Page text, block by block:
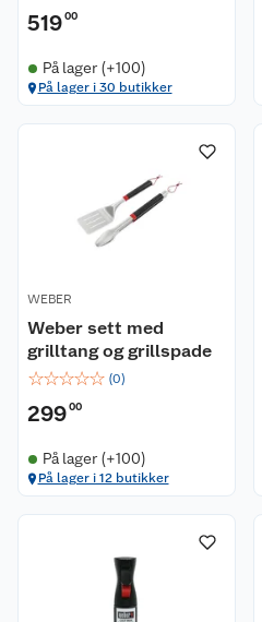
51900
På lager (+100)
På lager i 30 butikker
WEBER
Weber sett med
grilltang og grillspade
☆☆☆☆☆ (0)
29900
På lager (+100)
På lager i 12 butikker
Om oss
Kundeservice
Kontakt oss
Angre- og returrett